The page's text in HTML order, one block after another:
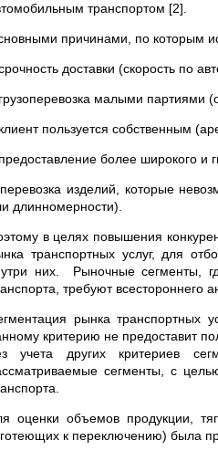
транспортом [2].
причинами, по которым
доставки (скорость по
малыми партиями
пользуется собственным
более широкого и
изделий, которые
длинномерности).
в целях повышения
транспортных услуг, для
них. Рыночные сегменты,
требуют всестороннего
рынка транспортных
критерию не предоставит
учета других критериев
сегменты, с
оценки объемов продукции,
к переключению) была